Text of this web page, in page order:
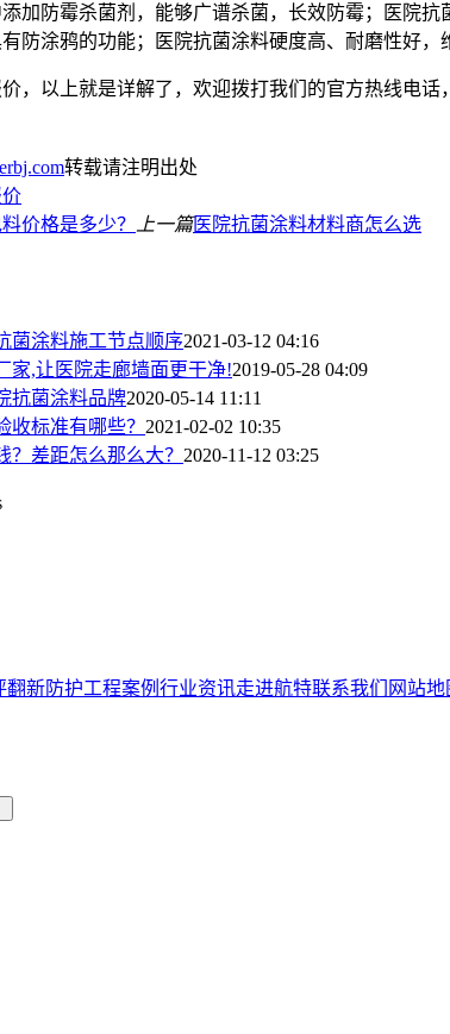
加防霉杀菌剂，能够广谱杀菌，长效防霉；医院
防涂鸦的功能；医院抗菌涂料硬度高、耐磨性好，
，以上就是详解了，欢迎拨打我们的官方热线电话
转载请注明出处
价格是多少？ 上一篇医院抗菌涂料材料商怎么选
菌涂料施工节点顺序2021-03-12 04:16
家,让医院走廊墙面更干净!2019-05-28 04:09
抗菌涂料品牌2020-05-14 11:11
收标准有哪些？ 2021-02-02 10:35
？差距怎么那么大？ 2020-11-12 03:25
翻新防护工程案例 行业资讯走进航特联系我们 网站地